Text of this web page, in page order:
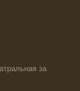
за